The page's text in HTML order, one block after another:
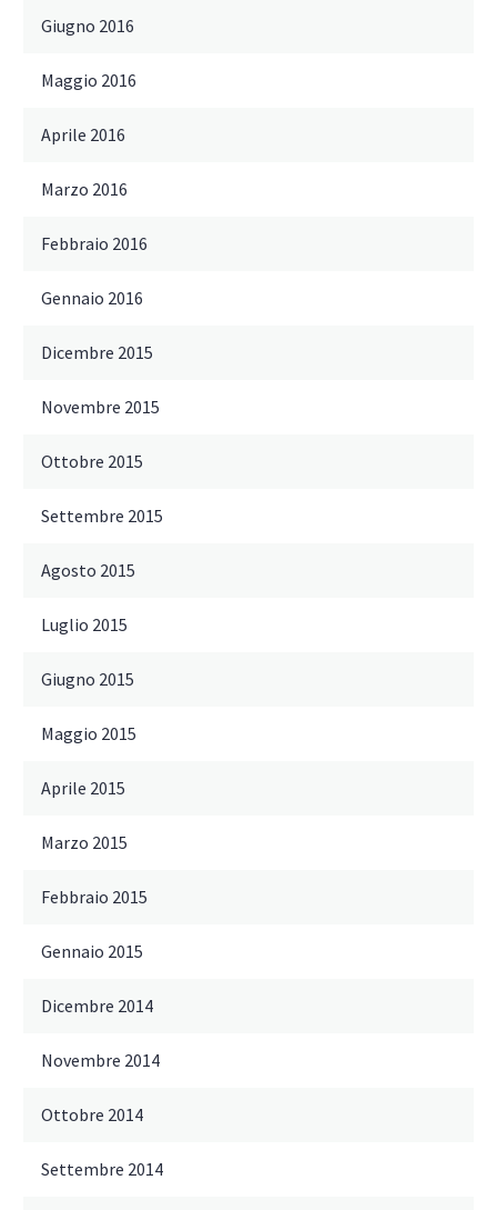
Giugno 2016
Maggio 2016
Aprile 2016
Marzo 2016
Febbraio 2016
Gennaio 2016
Dicembre 2015
Novembre 2015
Ottobre 2015
Settembre 2015
Agosto 2015
Luglio 2015
Giugno 2015
Maggio 2015
Aprile 2015
Marzo 2015
Febbraio 2015
Gennaio 2015
Dicembre 2014
Novembre 2014
Ottobre 2014
Settembre 2014